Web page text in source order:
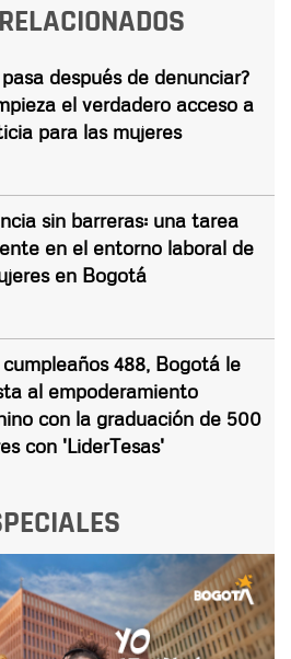
después de denunciar?
el verdadero acceso a
para las mujeres
sin barreras: una tarea
en el entorno laboral de
en Bogotá
cumpleaños 488, Bogotá le
al empoderamiento
con la graduación de 500
con 'LiderTesas'